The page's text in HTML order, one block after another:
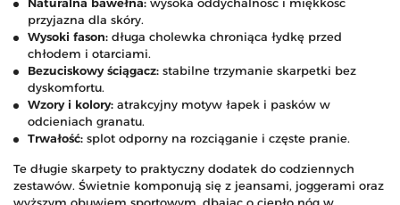
przyjazna dla skóry.
Wysoki fason: długa cholewka chroniąca łydkę przed
chłodem i otarciami.
Bezuciskowy ściągacz: stabilne trzymanie skarpetki bez
dyskomfortu.
Wzory i kolory: atrakcyjny motyw łapek i pasków w
odcieniach granatu.
Trwałość: splot odporny na rozciąganie i częste pranie.
Te długie skarpety to praktyczny dodatek do codziennych
zestawów. Świetnie komponują się z jeansami, joggerami oraz
wyższym obuwiem sportowym, dbając o ciepło nóg w